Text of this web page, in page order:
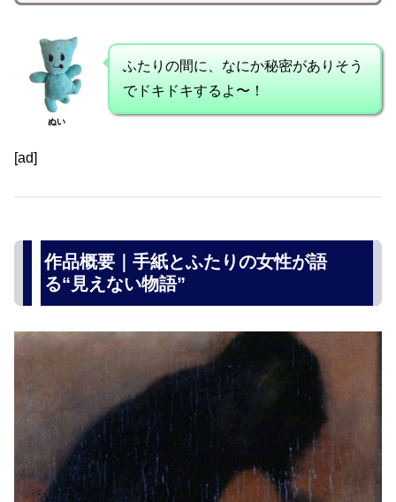
ぬい
ふたりの間に、なにか秘密がありそう
でドキドキするよ〜！
[ad]
作品概要｜手紙とふたりの女性が語
る“見えない物語”